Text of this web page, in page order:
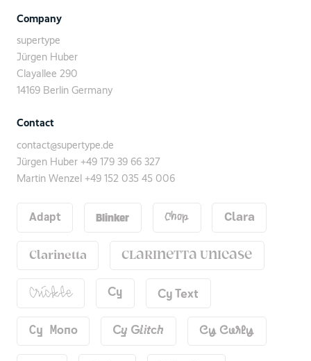
Company
supertype
Jürgen Huber
Clayallee 290
14169 Berlin Germany
Contact
contact@supertype.de
Jürgen Huber +49 179 39 66 327
Martin Wenzel +49 152 035 45 006
Adapt Blinker Chop Clara
Clarinetta Clarinetta Unicase
Crickle Cy Cy Text
Cy Mono Cy Glitch Cy Curly